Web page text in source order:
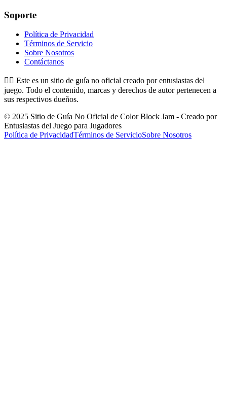
Soporte
Política de Privacidad
Términos de Servicio
Sobre Nosotros
Contáctanos
👉🏻 Este es un sitio de guía no oficial creado por entusiastas del
juego. Todo el contenido, marcas y derechos de autor pertenecen a
sus respectivos dueños.
© 2025 Sitio de Guía No Oficial de Color Block Jam - Creado por
Entusiastas del Juego para Jugadores
Política de PrivacidadTérminos de ServicioSobre Nosotros